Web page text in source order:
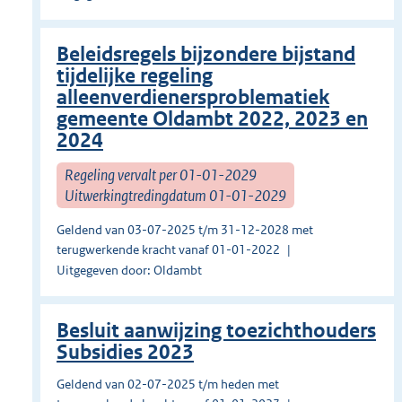
Beleidsregels bijzondere bijstand
tijdelijke regeling
alleenverdienersproblematiek
gemeente Oldambt 2022, 2023 en
2024
Regeling vervalt per 01-01-2029
Uitwerkingtredingdatum 01-01-2029
Geldend van 03-07-2025 t/m 31-12-2028 met
terugwerkende kracht vanaf 01-01-2022
Uitgegeven door: Oldambt
Besluit aanwijzing toezichthouders
Subsidies 2023
Geldend van 02-07-2025 t/m heden met